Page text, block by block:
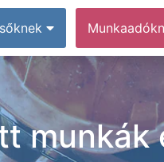
munkák